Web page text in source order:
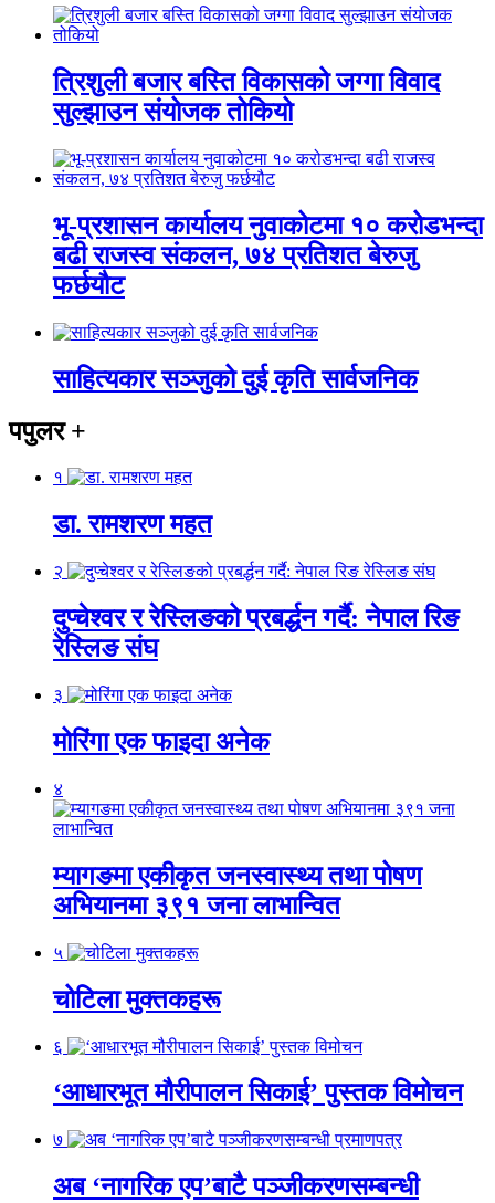
त्रिशुली बजार बस्ति विकासको जग्गा विवाद
सुल्झाउन संयोजक तोकियो
भू-प्रशासन कार्यालय नुवाकोटमा १० करोडभन्दा
बढी राजस्व संकलन, ७४ प्रतिशत बेरुजु
फर्छयौट
साहित्यकार सञ्जुको दुई कृति सार्वजनिक
पपुलर+
१
डा. रामशरण महत
२
दुप्चेश्वर र रेस्लिङको प्रबर्द्धन गर्दै: नेपाल रिङ
रेस्लिङ संघ
३
मोरिंगा एक फाइदा अनेक
४
म्यागङमा एकीकृत जनस्वास्थ्य तथा पोषण
अभियानमा ३९१ जना लाभान्वित
५
चोटिला मुक्तकहरू
६
‘आधारभूत मौरीपालन सिकाई’ पुस्तक विमोचन
७
अब ‘नागरिक एप’बाटै पञ्जीकरणसम्बन्धी